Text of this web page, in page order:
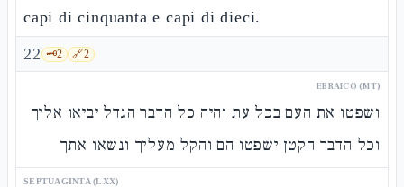
capi di cinquanta e capi di dieci.
22 🗝️2 🔗2
EBRAICO (MT)
ושפטו את העם בכל עת והיה כל הדבר הגדל יביאו אליך
וכל הדבר הקטן ישפטו הם והקל מעליך ונשאו אתך
SEPTUAGINTA (LXX)